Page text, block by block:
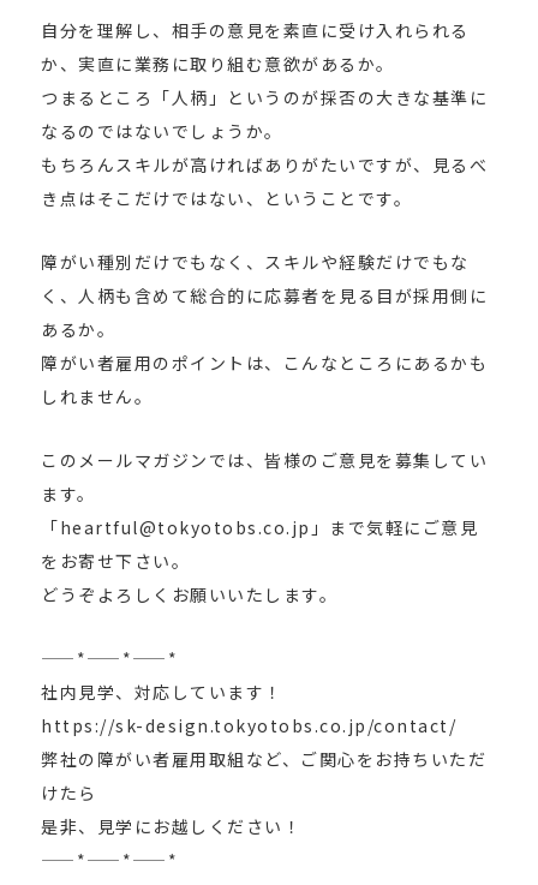
自分を理解し、相手の意見を素直に受け入れられる
か、実直に業務に取り組む意欲があるか。
つまるところ「人柄」というのが採否の大きな基準に
なるのではないでしょうか。
もちろんスキルが高ければありがたいですが、見るべ
き点はそこだけではない、ということです。
障がい種別だけでもなく、スキルや経験だけでもな
く、人柄も含めて総合的に応募者を見る目が採用側に
あるか。
障がい者雇用のポイントは、こんなところにあるかも
しれません。
このメールマガジンでは、皆様のご意見を募集してい
ます。
「heartful@tokyotobs.co.jp」まで気軽にご意見
をお寄せ下さい。
どうぞよろしくお願いいたします。
——*——*——*
社内見学、対応しています！
https://sk-design.tokyotobs.co.jp/contact/
弊社の障がい者雇用取組など、ご関心をお持ちいただ
けたら
是非、見学にお越しください！
——*——*——*